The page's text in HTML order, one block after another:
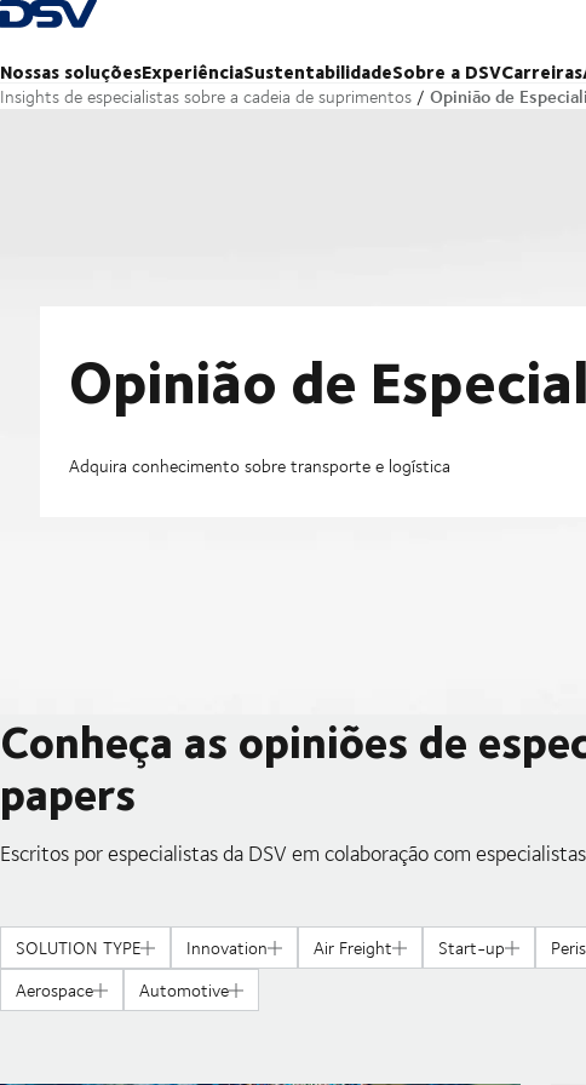
Voltar à página inicial
Nossas soluçõesExperiênciaSustentabilidadeSobre a DSVCarreiras
Insights de especialistas sobre a cadeia de suprimentos Opinião de
Opinião de
Adquira conhecimento sobre transporte e logística
Conheça as opiniões de
papers
Escritos por especialistas da DSV em colaboração com
SOLUTION TYPE Innovation Air Freight Start-up
Aerospace
Automotive